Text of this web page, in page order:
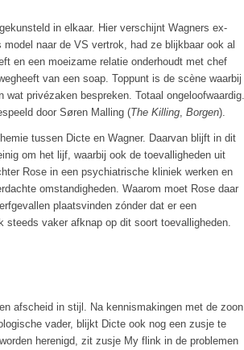
in elkaar. Hier verschijnt Wagners ex-
naar de VS vertrok, had ze blijkbaar ook al
en een moeizame relatie onderhoudt met chef
van een soap. Toppunt is de scène waarbij
privézaken bespreken. Totaal ongeloofwaardig.
door Søren Malling (The Killing Borgen).
tussen Dicte en Wagner. Daarvan blijft in dit
om het lijf, waarbij ook de toevalligheden uit
Rose in een psychiatrische kliniek werken en
omstandigheden. Waarom moet Rose daar
plaatsvinden zónder dat er een
vaker afknap op dit soort toevalligheden.
afscheid in stijl. Na kennismakingen met de zoon
vader, blijkt Dicte ook nog een zusje te
herenigd, zit zusje My flink in de problemen